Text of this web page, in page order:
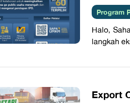
Program
Halo,
langkah
Export